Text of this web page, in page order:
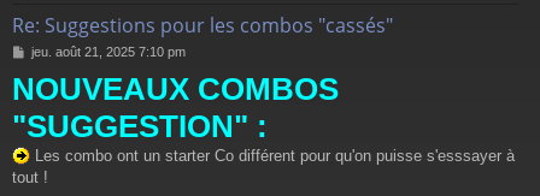
Re: Suggestions pour les combos "cassés"
M
s
s
a
g
e
jeu. août 21, 2025 7:10 pm
NOUVEAUX COMBOS
"SUGGESTION" :
Les combo ont un starter Co différent pour qu'on puisse s'esssayer à
tout !